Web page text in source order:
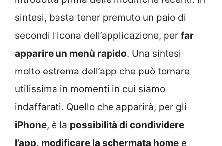
sintesi, basta tener premuto un paio di
secondi l’icona dell’applicazione, per far
apparire un menù rapido. Una sintesi
molto estrema dell’app che può tornare
utilissima in momenti in cui siamo
indaffarati. Quello che apparirà, per gli
iPhone, è la possibilità di condividere
l’app, modificare la schermata home e